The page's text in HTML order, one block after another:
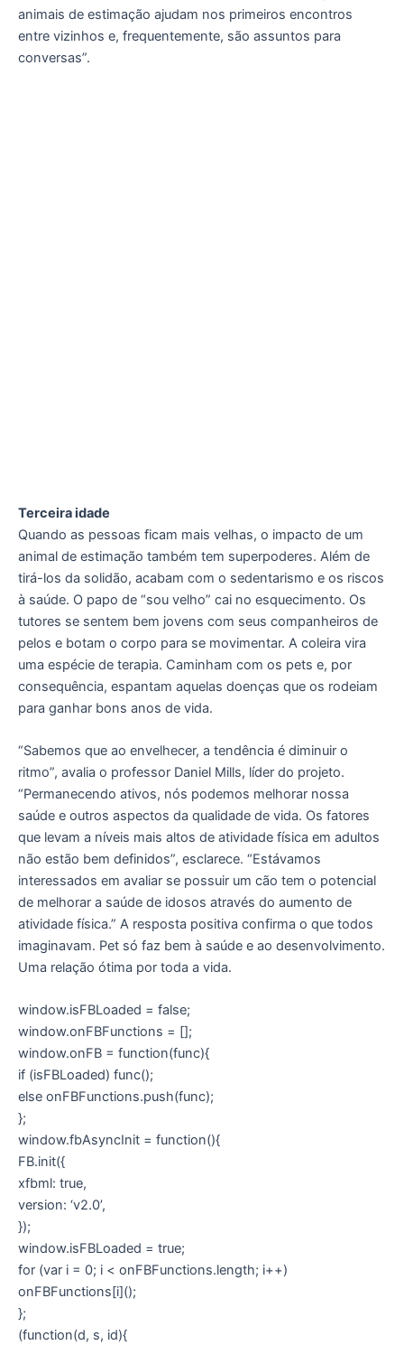
animais de estimação ajudam nos primeiros encontros
entre vizinhos e, frequentemente, são assuntos para
conversas”.
Terceira idade
Quando as pessoas ficam mais velhas, o impacto de um
animal de estimação também tem superpoderes. Além de
tirá-los da solidão, acabam com o sedentarismo e os riscos
à saúde. O papo de “sou velho” cai no esquecimento. Os
tutores se sentem bem jovens com seus companheiros de
pelos e botam o corpo para se movimentar. A coleira vira
uma espécie de terapia. Caminham com os pets e, por
consequência, espantam aquelas doenças que os rodeiam
para ganhar bons anos de vida.
“Sabemos que ao envelhecer, a tendência é diminuir o
ritmo”, avalia o professor Daniel Mills, líder do projeto.
“Permanecendo ativos, nós podemos melhorar nossa
saúde e outros aspectos da qualidade de vida. Os fatores
que levam a níveis mais altos de atividade física em adultos
não estão bem definidos”, esclarece. “Estávamos
interessados em avaliar se possuir um cão tem o potencial
de melhorar a saúde de idosos através do aumento de
atividade física.” A resposta positiva confirma o que todos
imaginavam. Pet só faz bem à saúde e ao desenvolvimento.
Uma relação ótima por toda a vida.
window.isFBLoaded = false;
window.onFBFunctions = [];
window.onFB = function(func){
if (isFBLoaded) func();
else onFBFunctions.push(func);
};
window.fbAsyncInit = function(){
FB.init({
xfbml: true,
version: ‘v2.0’,
});
window.isFBLoaded = true;
for (var i = 0; i < onFBFunctions.length; i++)
onFBFunctions[i]();
};
(function(d, s, id){